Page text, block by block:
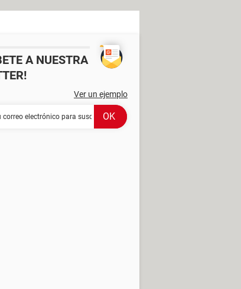
A NUESTRA
Ver un ejemplo